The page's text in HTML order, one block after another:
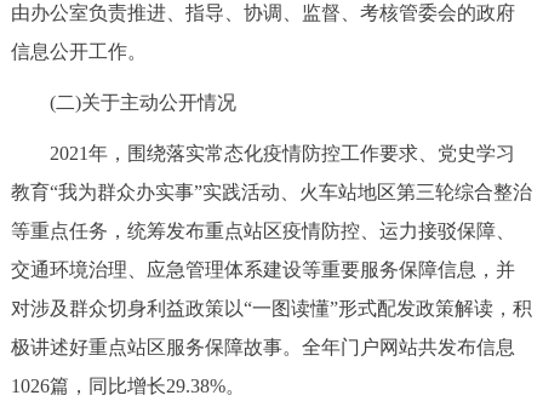
参与调查
走进北京
北京概况 十六区概览 人文北京
绿色北京 图说北京 视频北京
多语种
ENGLISH 한국어 日本語
由办公室负责推进、指导、协调、监督、考核管委会的政府
信息公开工作。
(二)关于主动公开情况
2021年，围绕落实常态化疫情防控工作要求、党史学习
教育“我为群众办实事”实践活动、火车站地区第三轮综合整治
等重点任务，统筹发布重点站区疫情防控、运力接驳保障、
交通环境治理、应急管理体系建设等重要服务保障信息，并
对涉及群众切身利益政策以“一图读懂”形式配发政策解读，积
极讲述好重点站区服务保障故事。全年门户网站共发布信息
1026篇，同比增长29.38%。